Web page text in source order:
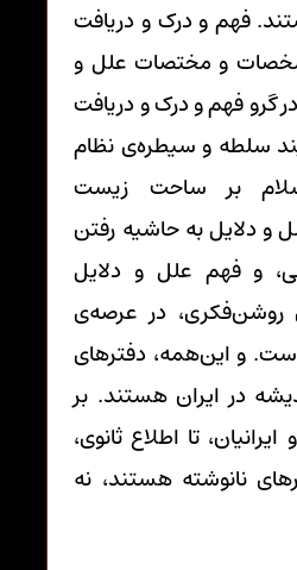
فهم و درک و دریافت
و مختصات علل و
گرو فهم و درک و دریافت
سلطه و سیطره‌ی نظام
بر ساحت زیست
و دلایل به حاشیه رفتن
و فهم علل و دلایل
روشن‌فکری، در عرصه‌ی
و این‌همه، دفترهای
در ایران هستند. بر
تا اطلاع ثانوی،
نانوشته هستند، نه